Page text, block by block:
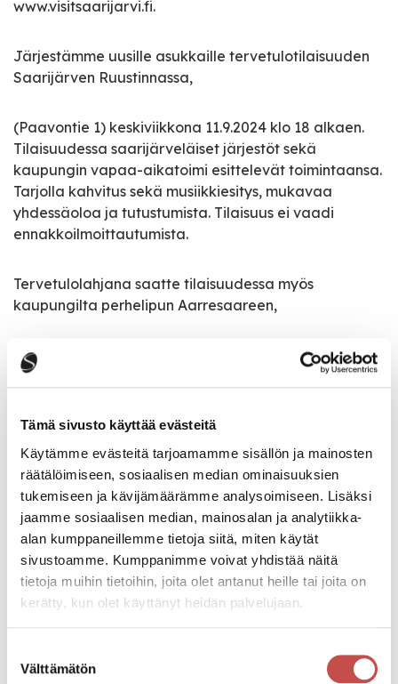
Tämä sivusto käyttää evästeitä
Käytämme evästeitä tarjoamamme sisällön ja mainosten
räätälöimiseen, sosiaalisen median ominaisuuksien
tukemiseen ja kävijämäärämme analysoimiseen. Lisäksi
jaamme sosiaalisen median, mainosalan ja analytiikka-
alan kumppaneillemme tietoja siitä, miten käytät
sivustoamme. Kumppanimme voivat yhdistää näitä
tietoja muihin tietoihin, joita olet antanut heille tai joita on
kerätty, kun olet käyttänyt heidän palvelujaan.
valinta
Välttämätön
www.visitsaarijarvi.fi.
Järjestämme uusille asukkaille tervetulotilaisuuden
Saarijärven Ruustinnassa,
(Paavontie 1) keskiviikkona 11.9.2024 klo 18 alkaen.
Tilaisuudessa saarijärveläiset järjestöt sekä
kaupungin vapaa-aikatoimi esittelevät toimintaansa.
Tarjolla kahvitus sekä musiikkiesitys, mukavaa
yhdessäoloa ja tutustumista. Tilaisuus ei vaadi
ennakkoilmoittautumista.
Tervetulolahjana saatte tilaisuudessa myös
kaupungilta perhelipun Aarresaareen,
Paavonrinteille sekä Museolle. Lämpimästi
tervetuloa!
Ystävällisin terveisin,
Satu Autiosalo
Kaupungijohtaja
Tapahtumatiedot
Tapahtuman järjestäjä